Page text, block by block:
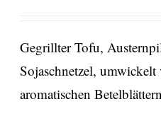
Gegrillter Tofu,
Sojaschnetzel, umwickelt
aromatischen Betelblättern